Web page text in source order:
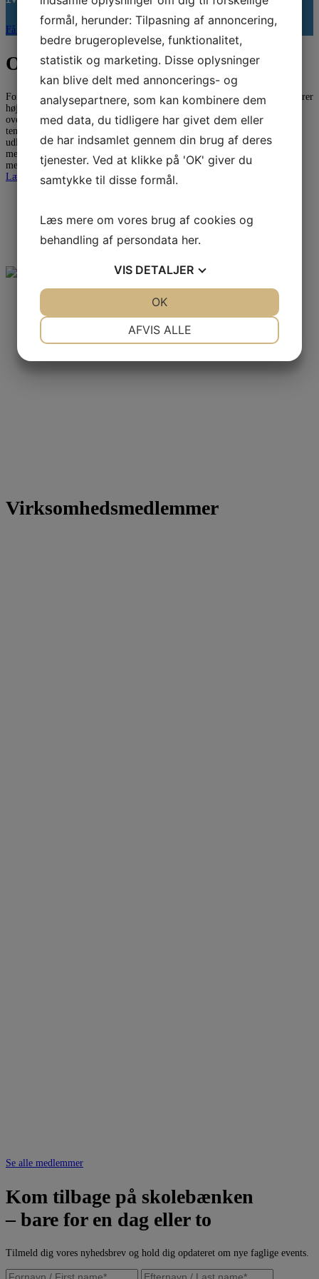
Få seneste nyt fra Teknologisk Videndeling
Om Teknologisk Videndeling
Foreningen Teknologisk Videndeling har eksisteret siden 1982 og arrangerer
højspecialiserede arrangementer for fagspecialister inden for korrosion,
overflader, plastteknologsi og produktion. Vi arrangerer årligt 20-30
temadage, kurser og konferencer, hvor anerkendte specialister fra ind- og
udland holder oplæg. Ofte foregår arrangementerne hos
medlemsvirksomhederne eller hos kendte industrivirksomheder. De varer
mellem en halv dag op til tre dage.
Læs mere
Virksomhedsmedlemmer
Se alle medlemmer
Kom tilbage på skolebænken
– bare for en dag eller to
Tilmeld dig vores nyhedsbrev og hold dig opdateret om nye faglige events.
formål, herunder: Tilpasning af annoncering,
bedre brugeroplevelse, funktionalitet,
statistik og marketing. Disse oplysninger
kan blive delt med annoncerings- og
analysepartnere, som kan kombinere dem
med data, du tidligere har givet dem eller
de har indsamlet gennem din brug af deres
tjenester. Ved at klikke på 'OK' giver du
samtykke til disse formål.
Læs mere om vores brug af cookies og
behandling af persondata her.
VIS DETALJER
AFVIS ALLE
OK